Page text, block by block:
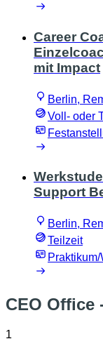
Career
mit Impact
Berlin,
Voll- oder
Support
Berlin,
Teilzeit
CEO Office
1